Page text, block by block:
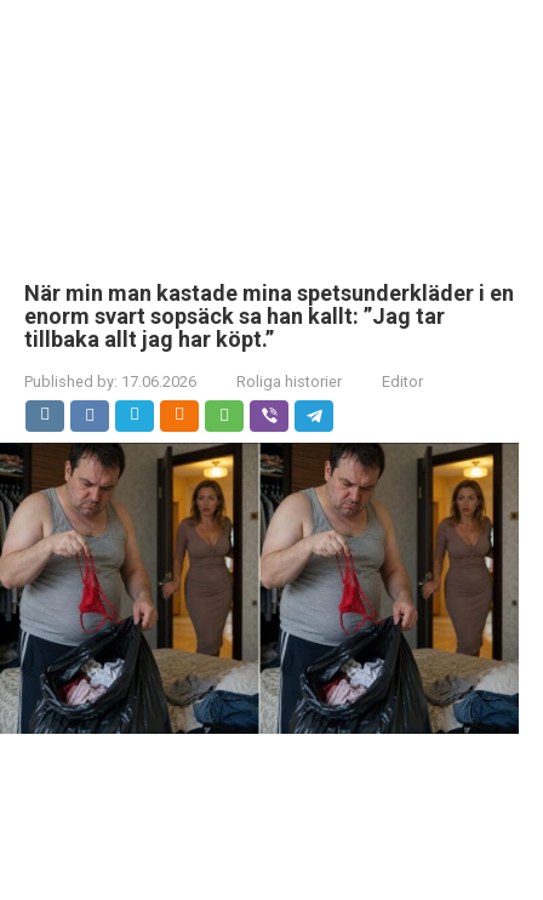
När min man kastade mina spetsunderkläder i en
enorm svart sopsäck sa han kallt: ”Jag tar
tillbaka allt jag har köpt.”
Published by: 17.06.2026 Roliga historier Editor